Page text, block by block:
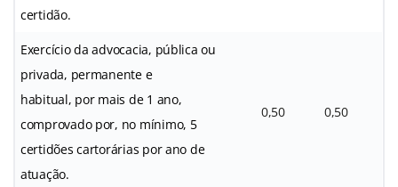
certidão.
Exercício da advocacia, pública ou
privada, permanente e
habitual, por mais de 1 ano,
comprovado por, no mínimo, 5
certidões cartorárias por ano de
atuação.
0,50 0,50